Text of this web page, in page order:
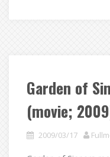
Garden of
(movie;
2009/03/17